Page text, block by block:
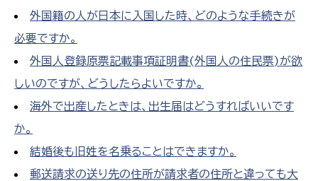
外国籍の人が日本に入国した時、どのような手続きが
必要ですか。
外国人登録原票記載事項証明書(外国人の住民票)が欲
しいのですが、どうしたらよいですか。
海外で出産したときは、出生届はどうすればいいです
か。
結婚後も旧姓を名乗ることはできますか。
郵送請求の送り先の住所が請求者の住所と違っても大